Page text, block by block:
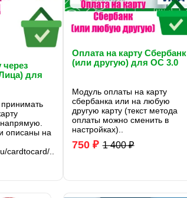
через
для
описаны на
cardtocard/..
Оплата на карту Сбербанк
(или другую) для OC 3.0
Модуль оплаты на карту
сбербанка или на любую
другую карту (текст метода
оплаты можно сменить в
настройках)..
750 ₽ 1 400 ₽